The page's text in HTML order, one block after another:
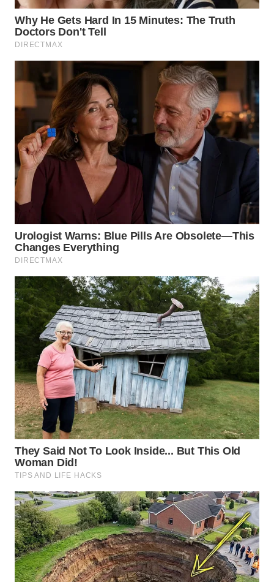
DANAU
TOBA
NIAS
WN
LANGKAT
WN
TAPANULI
SELATAN
WN
LESUNG
WN
WN
SIMALUNGUN
WN
LABUHANBATU
WN
TAPANULI
TENGAH
WN DELI
SERDANG
WN
TEBING
TINGGI
WN
PAKPAK